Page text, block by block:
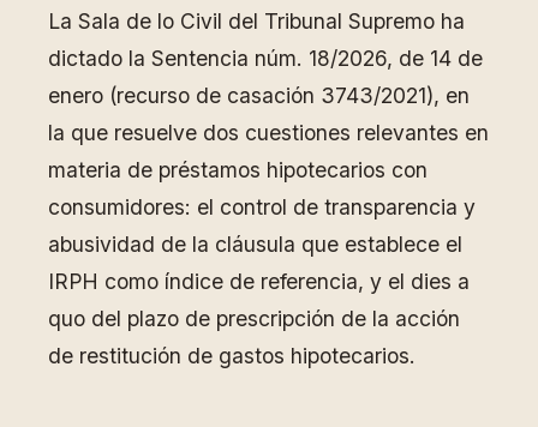
La Sala de lo Civil del Tribunal Supremo ha
dictado la Sentencia núm. 18/2026, de 14 de
enero (recurso de casación 3743/2021), en
la que resuelve dos cuestiones relevantes en
materia de préstamos hipotecarios con
consumidores: el control de transparencia y
abusividad de la cláusula que establece el
IRPH como índice de referencia, y el dies a
quo del plazo de prescripción de la acción
de restitución de gastos hipotecarios.